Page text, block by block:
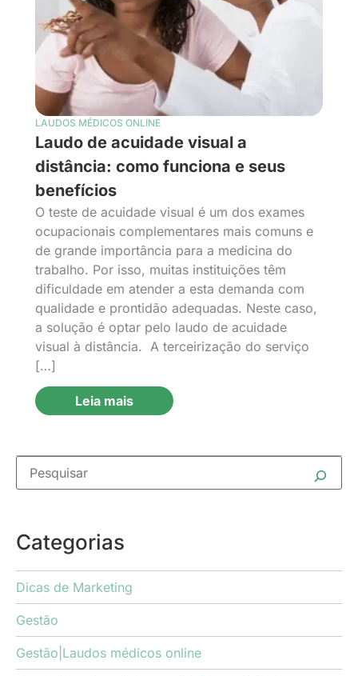
LAUDOS MÉDICOS ONLINE
Laudo de acuidade visual a
distância: como funciona e seus
benefícios
O teste de acuidade visual é um dos exames
ocupacionais complementares mais comuns e
de grande importância para a medicina do
trabalho. Por isso, muitas instituições têm
dificuldade em atender a esta demanda com
qualidade e prontidão adequadas. Neste caso,
a solução é optar pelo laudo de acuidade
visual à distância. A terceirização do serviço
[…]
Leia mais
Categorias
Dicas de Marketing
Gestão
Gestão|Laudos médicos online